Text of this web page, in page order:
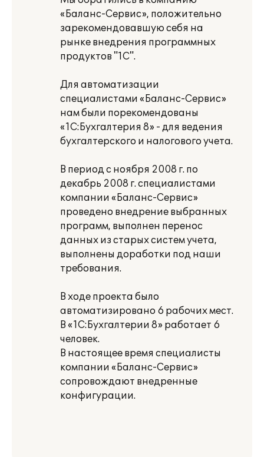
«Баланс-Сервис», положительно
зарекомендовавшую себя на
рынке внедрения программных
продуктов "1С".
Для автоматизации
специалистами «Баланс-Сервис»
нам были порекомендованы
«1С:Бухгалтерия 8» - для ведения
бухгалтерского и налогового учета.
В период с ноября 2008 г. по
декабрь 2008 г. специалистами
компании «Баланс-Сервис»
проведено внедрение выбранных
программ, выполнен перенос
данных из старых систем учета,
выполнены доработки под наши
требования.
В ходе проекта было
автоматизировано 6 рабочих мест.
В «1С:Бухгалтерии 8» работает 6
человек.
В настоящее время специалисты
компании «Баланс-Сервис»
сопровождают внедренные
конфигурации.